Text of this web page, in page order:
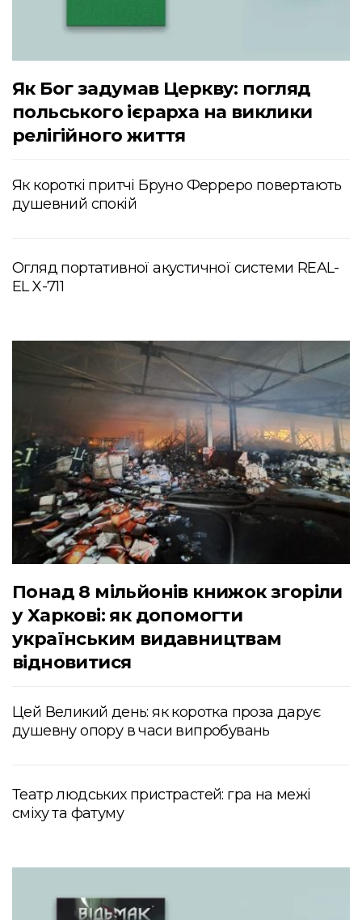
Як Бог задумав Церкву: погляд
польського ієрарха на виклики
релігійного життя
Як короткі притчі Бруно Ферреро повертають
душевний спокій
Огляд портативної акустичної системи REAL-
EL X-711
Понад 8 мільйонів книжок згоріли
у Харкові: як допомогти
українським видавництвам
відновитися
Цей Великий день: як коротка проза дарує
душевну опору в часи випробувань
Театр людських пристрастей: гра на межі
сміху та фатуму